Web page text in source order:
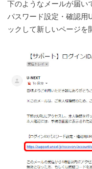
下のようなメールが届い
パスワード設定・確認用
ックして新しいページを